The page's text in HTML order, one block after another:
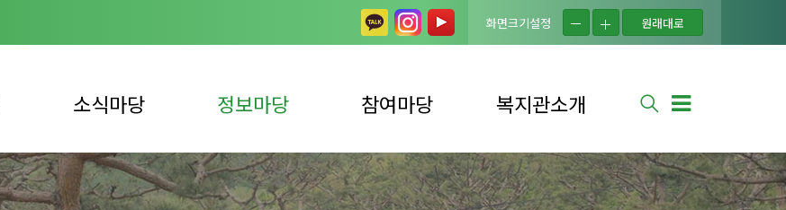
화면크기설정 원래대로
소식마당
공지사항
정보마당
일반 자료실
참여마당
상담실
복지관소개
법인소개